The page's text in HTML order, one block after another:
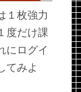
１枚強力
度だけ課
にログイ
てみよ